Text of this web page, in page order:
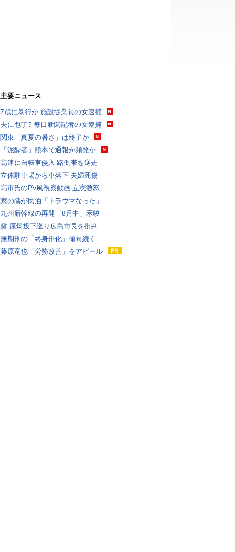
主要ニュース
7歳に暴行か 施設従業員の女逮捕
夫に包丁? 毎日新聞記者の女逮捕
関東「真夏の暑さ」は終了か
「泥酔者」熊本で通報が頻発か
高速に自転車侵入 路側帯を逆走
立体駐車場から車落下 夫婦死傷
高市氏のPV風視察動画 立憲激怒
家の隣が民泊「トラウマなった」
九州新幹線の再開「8月中」示唆
露 原爆投下巡り広島市長を批判
無期刑の「終身刑化」傾向続く
藤原竜也「労務改善」をアピール